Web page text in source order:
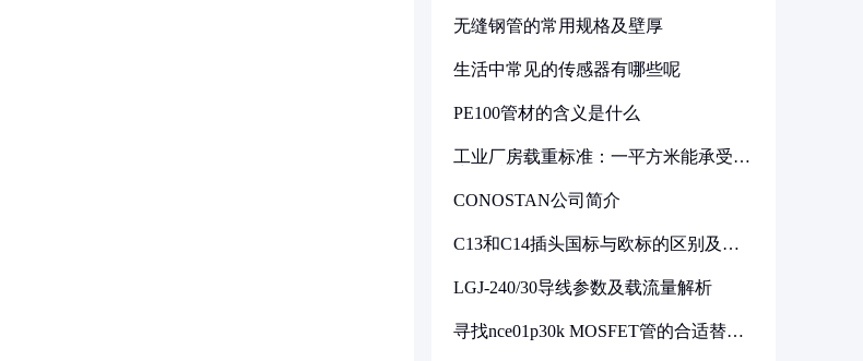
无缝钢管的常用规格及壁厚
生活中常见的传感器有哪些呢
PE100管材的含义是什么
工业厂房载重标准：一平方米能承受多
CONOSTAN公司简介
C13和C14插头国标与欧标的区别及其
LGJ-240/30导线参数及载流量解析
寻找nce01p30k MOSFET管的合适替代